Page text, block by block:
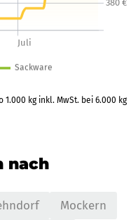
kg inkl. MwSt. bei 6.000 kg
nach
Mockern